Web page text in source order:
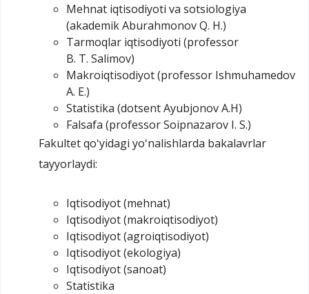
Mehnat iqtisodiyoti va sotsiologiya
(akademik Aburahmonov Q. H.)
Tarmoqlar iqtisodiyoti (professor
B. T. Salimov)
Makroiqtisodiyot (professor Ishmuhamedov
A. E.)
Statistika (dotsent Ayubjonov A.H)
Falsafa (professor Soipnazarov I. S.)
Fakultet qoʻyidagi yoʻnalishlarda bakalavrlar
tayyorlaydi:
Iqtisodiyot (mehnat)
Iqtisodiyot (makroiqtisodiyot)
Iqtisodiyot (agroiqtisodiyot)
Iqtisodiyot (ekologiya)
Iqtisodiyot (sanoat)
Statistika